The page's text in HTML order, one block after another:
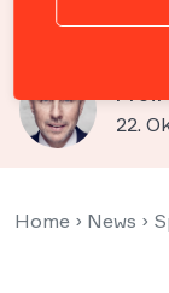
um
Prof.
22.
Home › News ›